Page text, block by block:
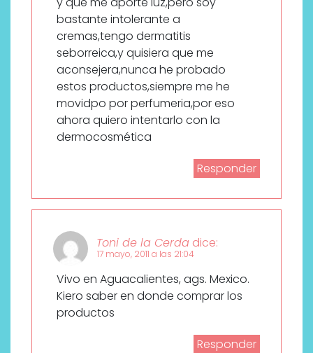
bastante intolerante a
cremas,tengo dermatitis
seborreica,y quisiera que me
aconsejera,nunca he probado
estos productos,siempre me he
movidpo por perfumeria,por eso
ahora quiero intentarlo con la
dermocosmética
Responder
Toni de la Cerda dice:
17 mayo, 2011 a las 21:04
Vivo en Aguacalientes, ags. Mexico.
Kiero saber en donde comprar los
productos
Responder